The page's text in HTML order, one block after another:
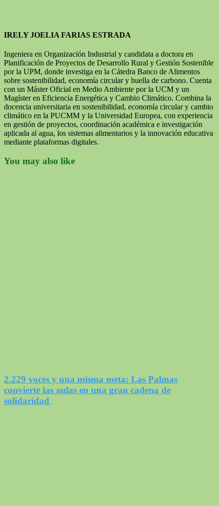
IRELY JOELIA FARIAS ESTRADA
Ingeniera en Organización Industrial y candidata a doctora en
Planificación de Proyectos de Desarrollo Rural y Gestión Sostenible
por la UPM, donde investiga en la Cátedra Banco de Alimentos
sobre sostenibilidad, economía circular y huella de carbono. Cuenta
con un Máster Oficial en Medio Ambiente por la UCM y un
Magíster en Eficiencia Energética y Cambio Climático. Combina la
docencia universitaria en sostenibilidad, economía circular y cambio
climático en la PUCMM y la Universidad Europea, con experiencia
en gestión de proyectos, coordinación académica e investigación
aplicada al agua, los sistemas alimentarios y la innovación educativa
mediante plataformas digitales.
You may also like
2.229 voces y una misma meta: Las Palmas
convierte las aulas en una gran cadena de
solidaridad